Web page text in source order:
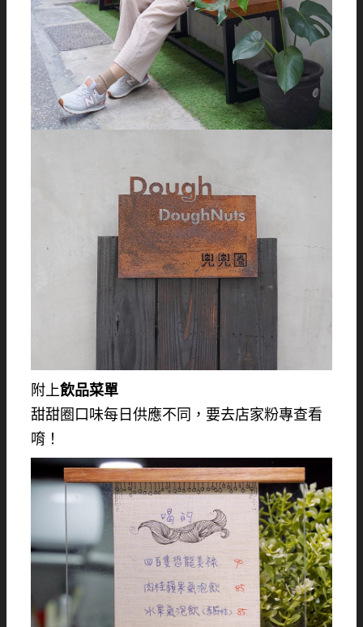
附上飲品菜單
甜甜圈口味每日供應不同，要去店家粉專查看
唷！